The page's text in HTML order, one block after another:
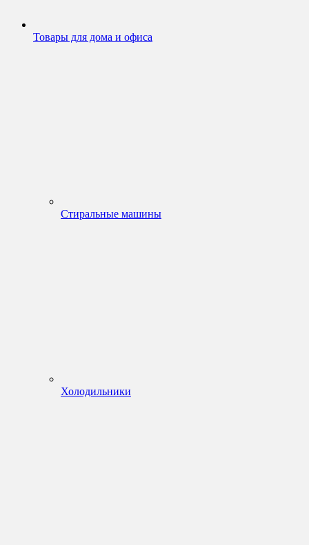
Товары для дома и офиса
Стиральные машины
Холодильники